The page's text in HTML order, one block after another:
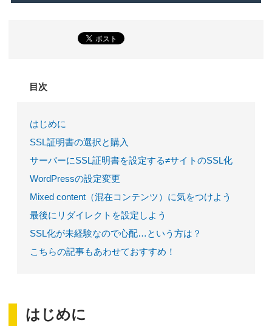
目次
はじめに
SSL証明書の選択と購入
サーバーにSSL証明書を設定する≠サイトのSSL化
WordPressの設定変更
Mixed content（混在コンテンツ）に気をつけよう
最後にリダイレクトを設定しよう
SSL化が未経験なので心配…という方は？
こちらの記事もあわせておすすめ！
はじめに